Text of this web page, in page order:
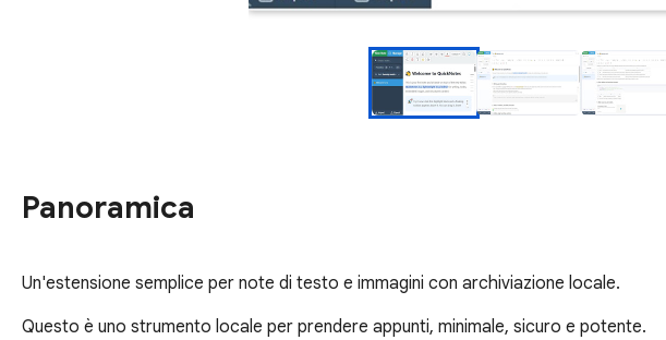
Panoramica
Un'estensione semplice per note di testo e immagini con archiviazione locale.
Questo è uno strumento locale per prendere appunti, minimale, sicuro e potente.